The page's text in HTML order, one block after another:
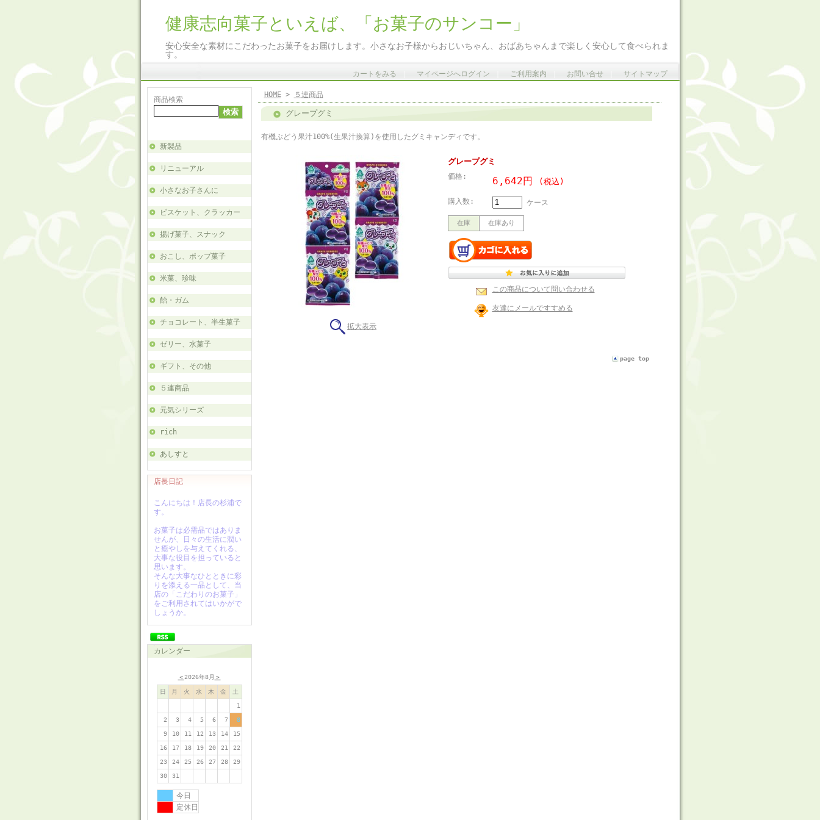
健康志向菓子といえば、「お菓子のサンコー」
安心安全な素材にこだわったお菓子をお届けします。小さなお子様からおじいちゃん、おばあちゃんまで楽しく安心して食べられま
す。
カートをみる マイページへログイン ご利用案内 お問い合せ サイトマップ
商品検索
新製品
リニューアル
小さなお子さんに
ビスケット、クラッカー
揚げ菓子、スナック
おこし、ポップ菓子
米菓、珍味
飴・ガム
チョコレート、半生菓子
ゼリー、水菓子
ギフト、その他
５連商品
元気シリーズ
rich
あしすと
店長日記
こんにちは！店長の杉浦で
す。
お菓子は必需品ではありま
せんが、日々の生活に潤い
と癒やしを与えてくれる、
大事な役目を担っていると
思います。
そんな大事なひとときに彩
りを添える一品として、当
店の「こだわりのお菓子」
をご利用されてはいかがで
しょうか。
カレンダー
＜ 2026年8月 ＞
日 月 火 水 木 金 土
1
2 3 4 5 6 7 8
9 10 11 12 13 14 15
16 17 18 19 20 21 22
23 24 25 26 27 28 29
30 31
今日
定休日
HOME> ５連商品
グレープグミ
有機ぶどう果汁100%(生果汁換算)を使用したグミキャンディです。
拡大表示
グレープグミ
価格: 6,642円 (税込)
購入数: ケース
在庫 在庫あり
この商品について問い合わせる
友達にメールですすめる
page top